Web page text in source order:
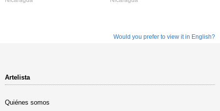
Would you prefer to view it in English?
Artelista
Quiénes somos